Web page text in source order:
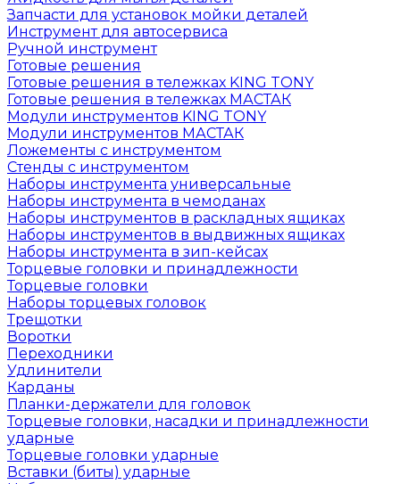
Запчасти для установок мойки деталей
Инструмент для автосервиса
Ручной инструмент
Готовые решения
Готовые решения в тележках KING TONY
Готовые решения в тележках МАСТАК
Модули инструментов KING TONY
Модули инструментов МАСТАК
Ложементы с инструментом
Стенды с инструментом
Наборы инструмента универсальные
Наборы инструмента в чемоданах
Наборы инструментов в раскладных ящиках
Наборы инструментов в выдвижных ящиках
Наборы инструмента в зип-кейсах
Торцевые головки и принадлежности
Торцевые головки
Наборы торцевых головок
Трещотки
Воротки
Переходники
Удлинители
Карданы
Планки-держатели для головок
Торцевые головки, насадки и принадлежности
ударные
Торцевые головки ударные
Вставки (биты) ударные